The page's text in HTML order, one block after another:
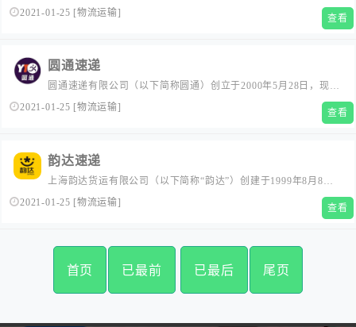
业所，179个营业厅，1220个操作点，快递初创于1993年，是一家
2021-01-25 [物流运输] 查看
圆通速递
圆通速递有限公司（以下简称圆通）创立于2000年5月28日，现已
成为一家集快递物流、科技、航空、金融、商贸等为一体国内国
际协同发展，为客户提供一站式服务的供应链企业。公司始终坚
圆通供应...
2021-01-25 [物流运输] 查看
韵达速递
上海韵达货运有限公司（以下简称“韵达”）创建于1999年8月8
日，总部位于上海，是领先的综合快递物流服务商。韵达于2016
年12月23日上市（证券简称：韵达股份；股票代码：002120），
尊敬、值得信赖、服务更好的一流快递企业”的愿景。...
2021-01-25 [物流运输] 查看
首页 已最前 已最后 尾页